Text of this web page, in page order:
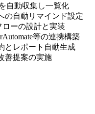
自動収集し一覧化
の自動リマインド設定
ローの設計と実装
等の連携構築
とレポート自動生成
善提案の実施